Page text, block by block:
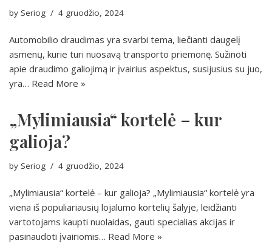
by Seriog 4 gruodžio, 2024
Automobilio draudimas yra svarbi tema, liečianti daugelį
asmenų, kurie turi nuosavą transporto priemonę. Sužinoti
apie draudimo galiojimą ir įvairius aspektus, susijusius su juo,
yra… Read More »
„Mylimiausia“ kortelė – kur
galioja?
by Seriog 4 gruodžio, 2024
„Mylimiausia“ kortelė – kur galioja? „Mylimiausia“ kortelė yra
viena iš populiariausių lojalumo kortelių šalyje, leidžianti
vartotojams kaupti nuolaidas, gauti specialias akcijas ir
pasinaudoti įvairiomis… Read More »